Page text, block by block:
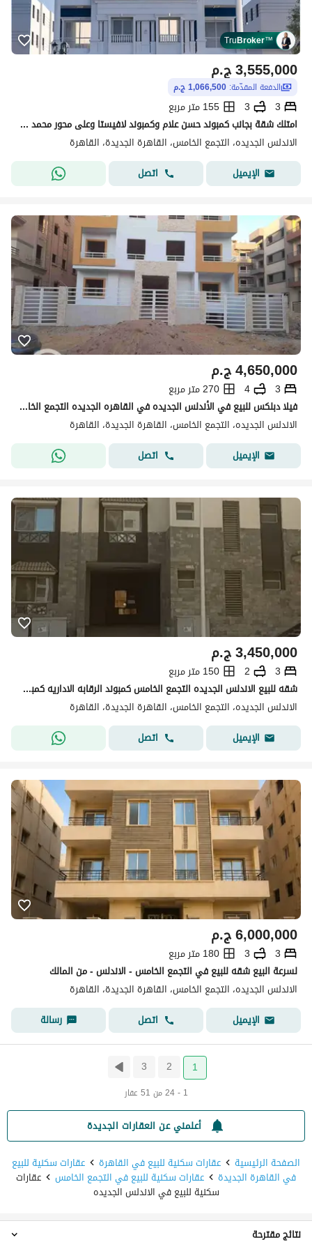
TruBroker™
ج.م3,555,000
الدفعة المقدّمة: 1,066,500 ج.م
3
3
155 متر مربع
امتلك شقة بجانب كمبوند حسن علام وكمبوند لافيستا وعلى محور محمد نجيب والنيابة العامة في قلب التجمع الخامس
الاندلس الجديده، التجمع الخامس، القاهرة الجديدة، القاهرة
الإيميل
اتصل
ج.م4,650,000
3
4
270 متر مربع
فيلا دبلكس للبيع في الأندلس الجديده في القاهره الجديده التجمع الخامس
الاندلس الجديده، التجمع الخامس، القاهرة الجديدة، القاهرة
الإيميل
اتصل
ج.م3,450,000
3
2
150 متر مربع
شقه للبيع الاندلس الجديده التجمع الخامس كمبوند الرقابه الاداريه كمبوند متكامل المرافق والخدمات حراسه وامن وكاميرات مراقبه يوجد اسانسير
الاندلس الجديده، التجمع الخامس، القاهرة الجديدة، القاهرة
الإيميل
اتصل
ج.م6,000,000
3
3
180 متر مربع
لسرعة البيع شقه للبيع في التجمع الخامس - الاندلس - من المالك
الاندلس الجديده، التجمع الخامس، القاهرة الجديدة، القاهرة
الإيميل
اتصل رسالة
1
2
3
1 - 24 من 51 عقار
أعلمني عن العقارات الجديدة
الصفحة الرئيسية
عقارات سكنية للبيع في القاهرة عقارات سكنية للبيع
في القاهرة الجديدة عقارات سكنية للبيع في التجمع الخامس عقارات
سكنية للبيع في الاندلس الجديده
نتائج مقترحة